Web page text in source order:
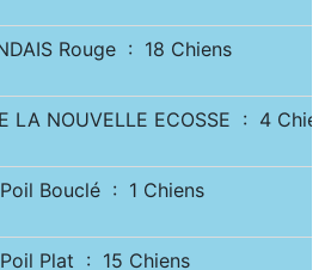
Rouge : 18 Chiens
LA NOUVELLE ECOSSE : 4
Poil Bouclé : 1 Chiens
Poil Plat : 15 Chiens